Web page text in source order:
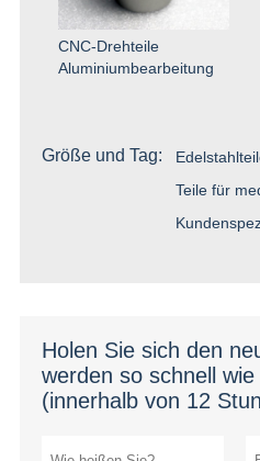
CNC-Drehteile
Aluminiumbearbeitung
Größe und Tag:
Teile für
Holen Sie sich den
werden so schnell
(innerhalb von 12